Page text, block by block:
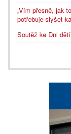
„Vím přesně, jak
potřebuje slyšet
Soutěž ke Dni